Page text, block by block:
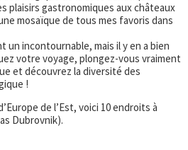
plaisirs gastronomiques aux châteaux
mosaïque de tous mes favoris dans
incontournable, mais il y en a bien
votre voyage, plongez-vous vraiment
et découvrez la diversité des
!
de l’Est, voici 10 endroits à
Dubrovnik).